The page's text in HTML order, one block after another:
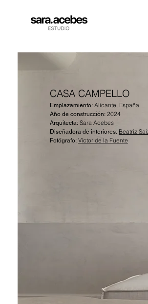
CASA CAMPELLO
Emplazamiento: Alicante, España
Año de construcción: 2024
Arquitecta: Sara Acebes
Diseñadora de interiores: Beatriz
Fotógrafo: Víctor de la Fuente